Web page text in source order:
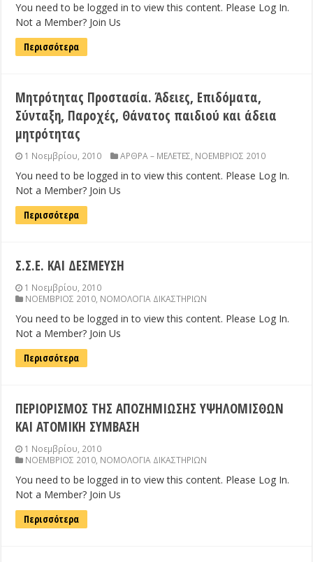
You need to be logged in to view this content. Please Log In.
Not a Member? Join Us
Περισσότερα
Μητρότητας Προστασία. Άδειες, Επιδόματα,
Σύνταξη, Παροχές, Θάνατος παιδιού και άδεια
μητρότητας
1 Νοεμβρίου, 2010 ΑΡΘΡΑ – ΜΕΛΕΤΕΣ, ΝΟΕΜΒΡΙΟΣ 2010
You need to be logged in to view this content. Please Log In.
Not a Member? Join Us
Περισσότερα
Σ.Σ.Ε. ΚΑΙ ΔΕΣΜΕΥΣΗ
1 Νοεμβρίου, 2010
ΝΟΕΜΒΡΙΟΣ 2010, ΝΟΜΟΛΟΓΙΑ ΔΙΚΑΣΤΗΡΙΩΝ
You need to be logged in to view this content. Please Log In.
Not a Member? Join Us
Περισσότερα
ΠΕΡΙΟΡΙΣΜΟΣ ΤΗΣ ΑΠΟΖΗΜΙΩΣΗΣ ΥΨΗΛΟΜΙΣΘΩΝ
ΚΑΙ ΑΤΟΜΙΚΗ ΣΥΜΒΑΣΗ
1 Νοεμβρίου, 2010
ΝΟΕΜΒΡΙΟΣ 2010, ΝΟΜΟΛΟΓΙΑ ΔΙΚΑΣΤΗΡΙΩΝ
You need to be logged in to view this content. Please Log In.
Not a Member? Join Us
Περισσότερα